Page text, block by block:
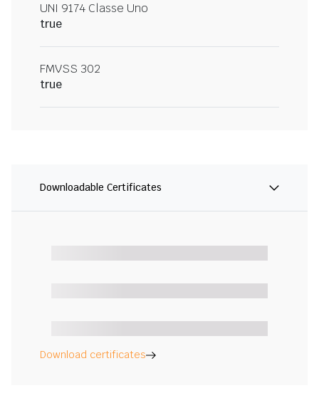
UNI 9174 Classe Uno
true
FMVSS 302
true
Downloadable Certificates
Download certificates